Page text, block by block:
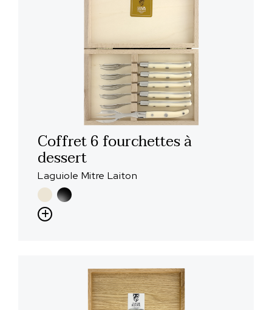
Coffret 6 fourchettes à
dessert
Laguiole Mitre Laiton